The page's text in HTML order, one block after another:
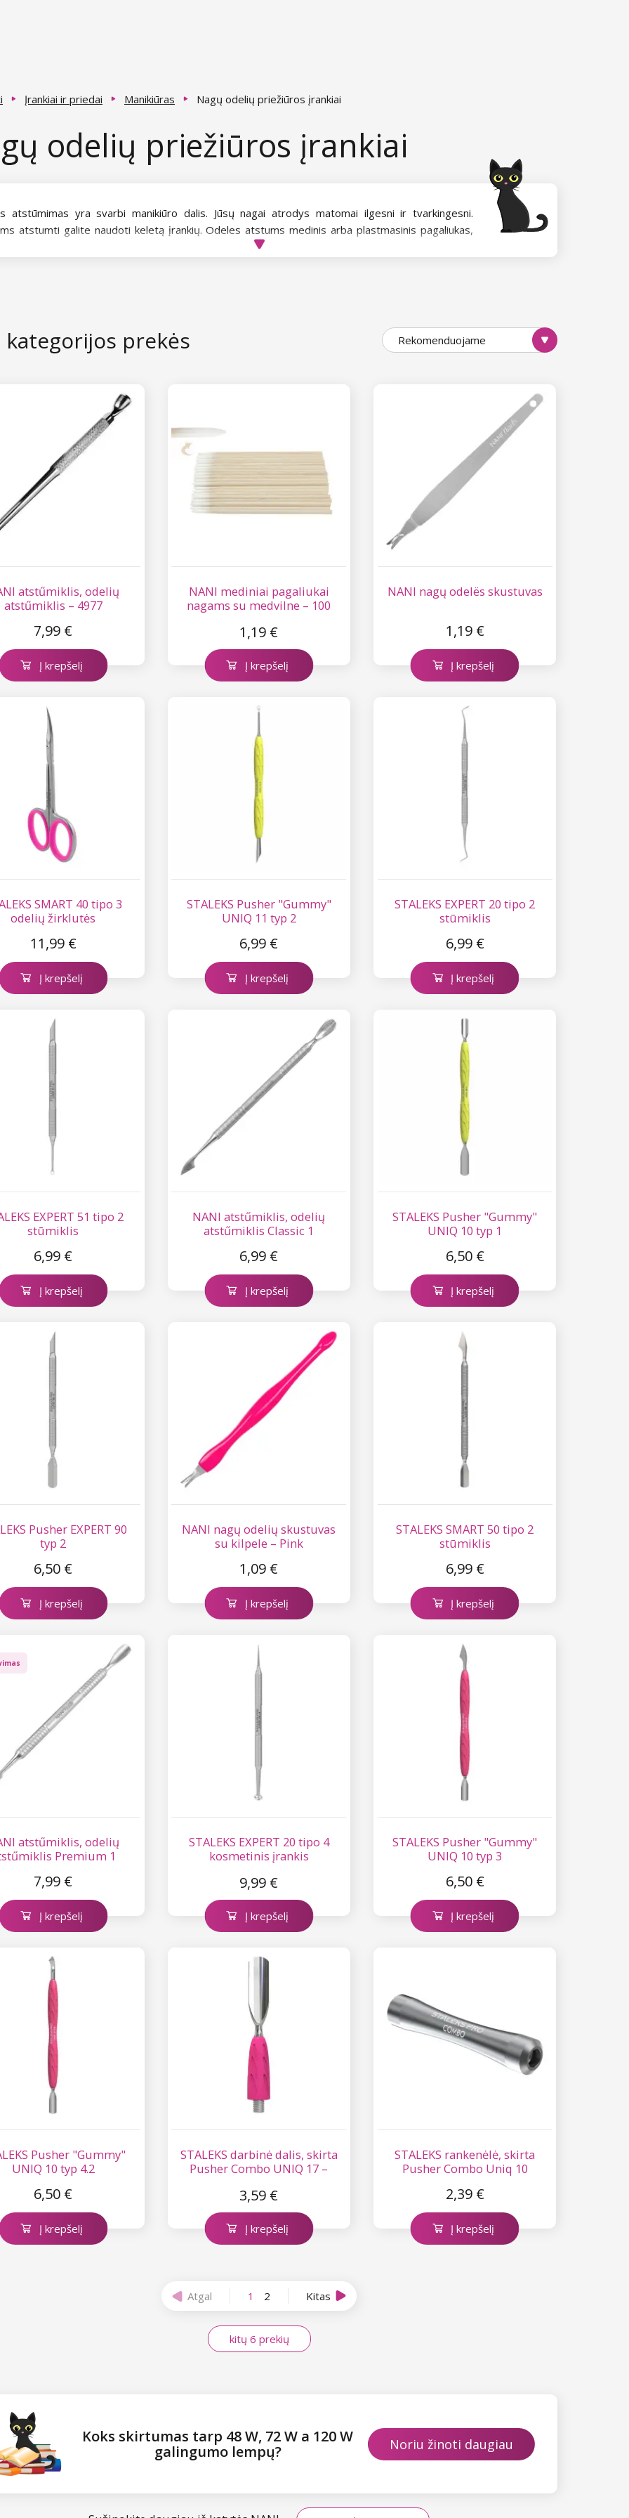
Įrankiai ir priedai Manikiūras Nagų odelių priežiūros įrankiai
odelių priežiūros įrankiai
atstūmimas yra svarbi manikiūro dalis. Jūsų nagai atrodys matomai ilgesni ir tvarkingesni.
atstumti galite naudoti keletą įrankių. Odeles atstums medinis arba plastmasinis pagaliukas,
arba kitokio tipo atstūmiklis. Odelių kirpiklis pašalins perteklines odeles, tačiau galite naudoti ir
kategorijos prekės Rekomenduojame
atstűmiklis, odelių
atstűmiklis – 4977
7,99 €
Į krepšelį
NANI mediniai pagaliukai
nagams su medvilne – 100
1,19 €
Į krepšelį
NANI nagų odelës skustuvas
1,19 €
Į krepšelį
SMART 40 tipo 3
odelių žirklutės
11,99 €
Į krepšelį
STALEKS Pusher "Gummy"
UNIQ 11 typ 2
6,99 €
Į krepšelį
STALEKS EXPERT 20 tipo 2
stūmiklis
6,99 €
Į krepšelį
EXPERT 51 tipo 2
stūmiklis
6,99 €
Į krepšelį
NANI atstűmiklis, odelių
atstűmiklis Classic 1
6,99 €
Į krepšelį
STALEKS Pusher "Gummy"
UNIQ 10 typ 1
6,50 €
Į krepšelį
Pusher EXPERT 90
typ 2
6,50 €
Į krepšelį
NANI nagų odelių skustuvas
su kilpele – Pink
1,09 €
Į krepšelį
STALEKS SMART 50 tipo 2
stūmiklis
6,99 €
Į krepšelį
atstűmiklis, odelių
Premium 1
7,99 €
Į krepšelį
STALEKS EXPERT 20 tipo 4
kosmetinis įrankis
9,99 €
Į krepšelį
STALEKS Pusher "Gummy"
UNIQ 10 typ 3
6,50 €
Į krepšelį
Pusher "Gummy"
UNIQ 10 typ 4.2
6,50 €
Į krepšelį
STALEKS darbinė dalis, skirta
Pusher Combo UNIQ 17 –
3,59 €
Į krepšelį
STALEKS rankenėlė, skirta
Pusher Combo Uniq 10
2,39 €
Į krepšelį
Atgal 1 2 Kitas
kitų 6 prekių
Koks skirtumas tarp 48 W, 72 W a 120 W
galingumo lempų?
Noriu žinoti daugiau